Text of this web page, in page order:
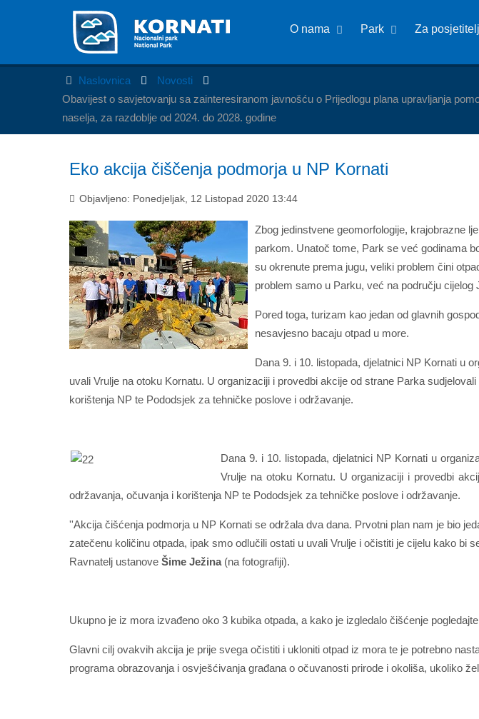
O nama Park Za
Naslovnica
Novosti
Obavijest o savjetovanju sa zainteresiranom javnošću o Prijedlogu plana upravljanja
naselja, za razdoblje od 2024. do 2028. godine
Eko akcija čiščenja podmorja u NP Kornati
Objavljeno: Ponedjeljak, 12 Listopad 2020 13:44
Zbog jedinstvene geomorfologije, krajobrazne
parkom. Unatoč tome, Park se već godinama
su okrenute prema jugu, veliki problem čini
problem samo u Parku, već na području cijelog
Pored toga, turizam kao jedan od glavnih
nesavjesno bacaju otpad u more.
Dana 9. i 10. listopada, djelatnici NP Kornati u
uvali Vrulje na otoku Kornatu. U organizaciji i provedbi akcije od strane Parka
korištenja NP te Pododsjek za tehničke poslove i održavanje.
Dana 9. i 10. listopada, djelatnici NP Kornati u
Vrulje na otoku Kornatu. U organizaciji i provedbi
održavanja, očuvanja i korištenja NP te Pododsjek za tehničke poslove i održavanje.
''Akcija čišćenja podmorja u NP Kornati se održala dva dana. Prvotni plan nam je bio
zatečenu količinu otpada, ipak smo odlučili ostati u uvali Vrulje i očistiti je cijelu kako
Ravnatelj ustanove Šime Ježina (na fotografiji).
Ukupno je iz mora izvađeno oko 3 kubika otpada, a kako je izgledalo čišćenje
Glavni cilj ovakvih akcija je prije svega očistiti i ukloniti otpad iz mora te je potrebno
programa obrazovanja i osvješćivanja građana o očuvanosti prirode i okoliša, ukoliko